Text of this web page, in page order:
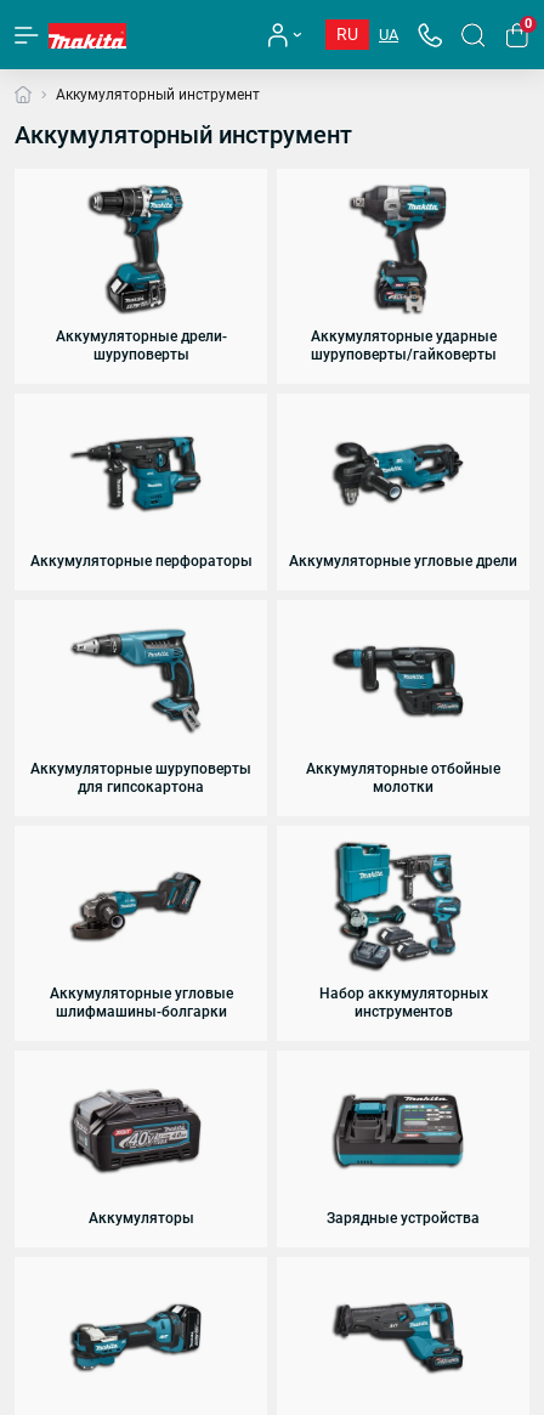
RU UA
0
Аккумуляторный инструмент
Аккумуляторный инструмент
Аккумуляторные дрели-
шуруповерты
Аккумуляторные ударные
шуруповерты/гайковерты
Аккумуляторные перфораторы Аккумуляторные угловые дрели
Аккумуляторные шуруповерты
для гипсокартона
Аккумуляторные отбойные
молотки
Аккумуляторные угловые
шлифмашины-болгарки
Набор аккумуляторных
инструментов
Аккумуляторы Зарядные устройства